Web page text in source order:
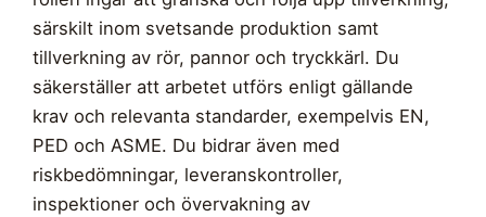
särskilt inom svetsande produktion samt
tillverkning av rör, pannor och tryckkärl. Du
säkerställer att arbetet utförs enligt gällande
krav och relevanta standarder, exempelvis EN,
PED och ASME. Du bidrar även med
riskbedömningar, leveranskontroller,
inspektioner och övervakning av